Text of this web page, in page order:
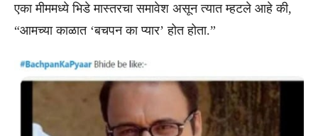
एका मीममध्ये भिडे मास्तरचा समावेश असून त्यात म्हटले आहे की,
“आमच्या काळात ‘बचपन का प्यार’ होत होता.”